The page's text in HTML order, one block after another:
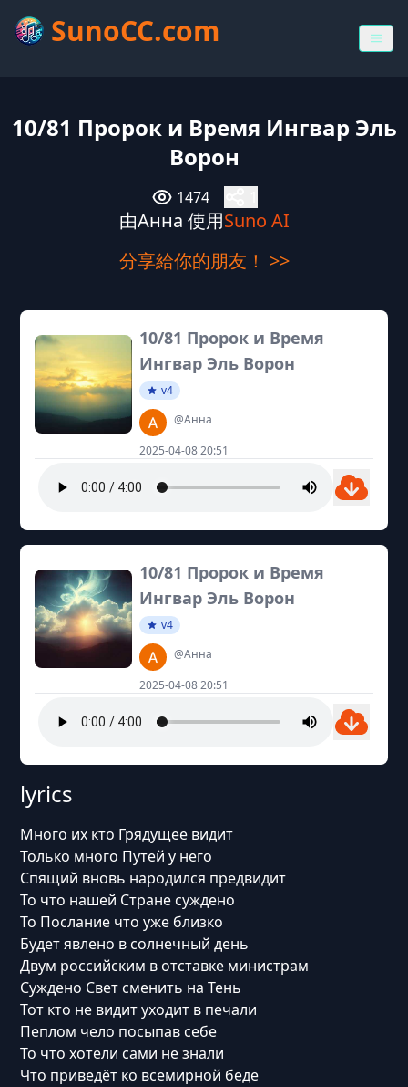
SunoCC.com
10/81 Пророк и Время Ингвар Эль
Ворон
1474
由Анна 使用Suno AI
分享給你的朋友！ >>
10/81 Пророк и Время
Ингвар Эль Ворон
v4
@Анна
2025-04-08 20:51
10/81 Пророк и Время
Ингвар Эль Ворон
v4
@Анна
2025-04-08 20:51
lyrics
Много их кто Грядущее видит
Только много Путей у него
Спящий вновь народился предвидит
То что нашей Стране суждено
То Послание что уже близко
Будет явлено в солнечный день
Двум российским в отставке министрам
Суждено Свет сменить на Тень
Тот кто не видит уходит в печали
Пеплом чело посыпав себе
То что хотели сами не знали
Что приведёт ко всемирной беде